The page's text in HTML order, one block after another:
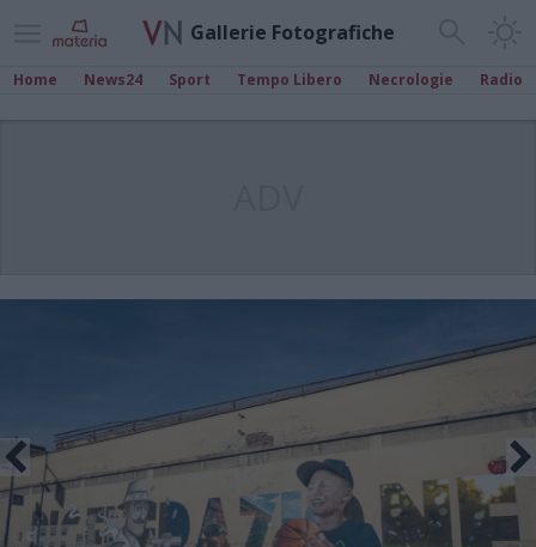
Gallerie Fotografiche
Home News24 Sport Tempo Libero Necrologie Radio